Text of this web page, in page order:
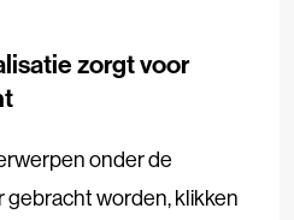
zorgt voor
onder de
gebracht worden, klikken